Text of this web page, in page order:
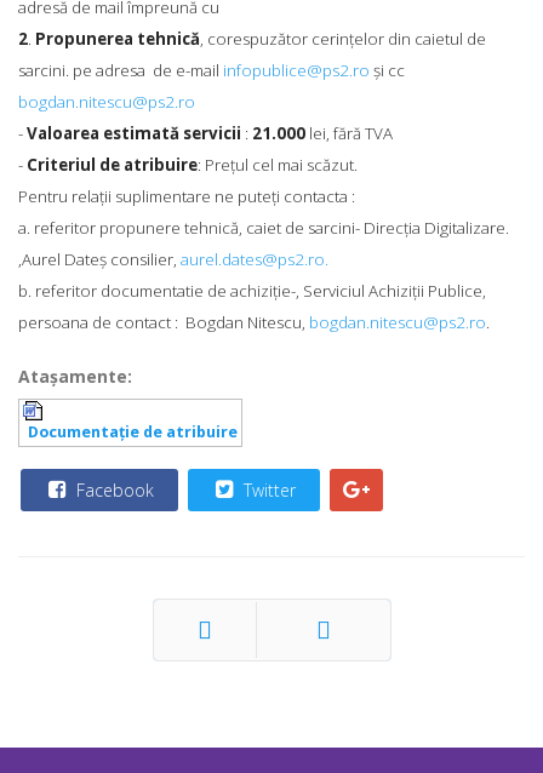
adresă de mail împreună cu
2. Propunerea tehnică, corespuzător cerinţelor din caietul de
sarcini. pe adresa de e-mail infopublice@ps2.ro și cc
bogdan.nitescu@ps2.ro
-Valoarea estimată servicii : 21.000 lei, fără TVA
- Criteriul de atribuire: Preţul cel mai scăzut.
Pentru relaţii suplimentare ne puteţi contacta :
a. referitor propunere tehnică, caiet de sarcini- Direcţia Digitalizare.
,Aurel Dateș consilier, aurel.dates@ps2.ro.
b. referitor documentatie de achiziție-, Serviciul Achiziţii Publice,
persoana de contact : Bogdan Nitescu, bogdan.nitescu@ps2.ro.
Ataşamente:
Documentaţie de atribuire
Facebook Twitter